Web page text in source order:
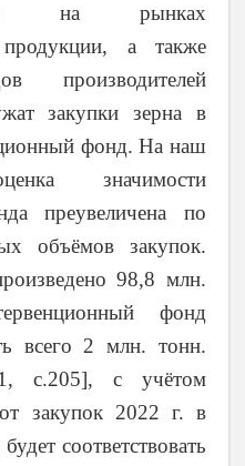
на рынках
продукции, а также
производителей
закупки зерна в
фонд. На наш
значимости
преувеличена по
объёмов закупок.
98,8 млн.
фонд
всего 2 млн. тонн.
с.205], с учётом
закупок 2022 г. в
соответствовать